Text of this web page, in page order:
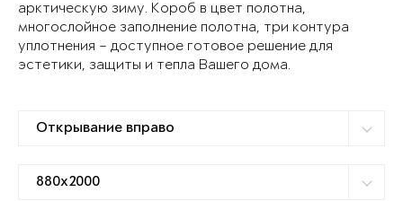
арктическую зиму. Короб в цвет полотна,
многослойное заполнение полотна, три контура
уплотнения – доступное готовое решение для
эстетики, защиты и тепла Вашего дома.